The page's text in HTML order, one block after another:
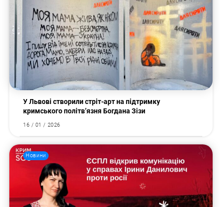
Пошук за запитом:
У Львові створили стріт-арт на підтримку
кримського політв’язня Богдана Зізи
16 / 01 / 2026
Новини